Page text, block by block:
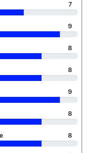
7
9
8
8
9
8
8